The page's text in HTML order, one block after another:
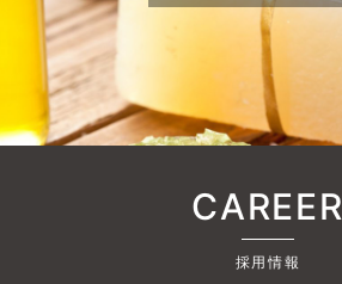
CAREER
採用情報